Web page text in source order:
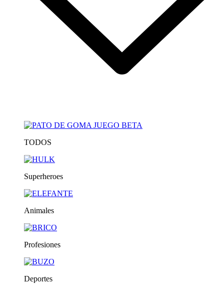
TODOS
Superheroes
Animales
Profesiones
Deportes